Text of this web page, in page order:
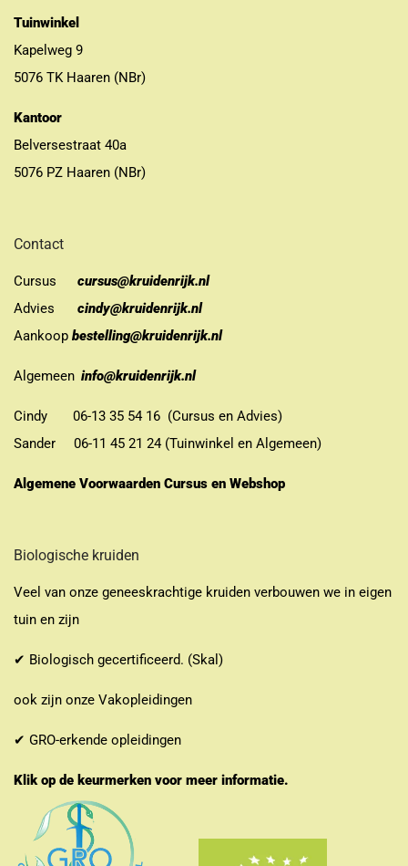
Tuinwinkel
Kapelweg 9
5076 TK Haaren (NBr)
Kantoor
Belversestraat 40a
5076 PZ Haaren (NBr)
Contact
Cursus
cursus@kruidenrijk.nl
Advies
cindy@kruidenrijk.nl
Aankoop bestelling@kruidenrijk.nl
Algemeen info@kruidenrijk.nl
Cindy 06-13 35 54 16 (Cursus en Advies)
Sander 06-11 45 21 24 (Tuinwinkel en Algemeen)
Algemene Voorwaarden Cursus en Webshop
Biologische kruiden
Veel van onze geneeskrachtige kruiden verbouwen we in eigen
tuin en zijn
✔ Biologisch gecertificeerd. (Skal)
ook zijn onze Vakopleidingen
✔ GRO-erkende opleidingen
Klik op de keurmerken voor meer informatie.